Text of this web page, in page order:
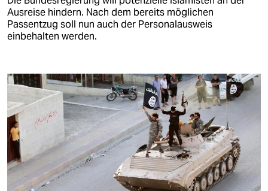
Ausreise hindern. Nach dem bereits möglichen
Passentzug soll nun auch der Personalausweis
einbehalten werden.